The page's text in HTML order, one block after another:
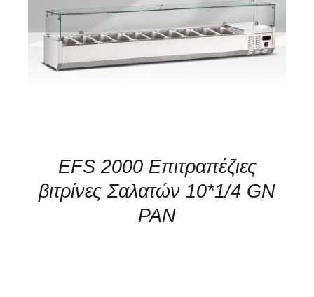
EFS 2000 Επιτραπέζιες
βιτρίνες Σαλατών 10*1/4 GN
PAN